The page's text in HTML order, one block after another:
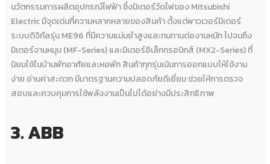
นวัตกรรมการผลิตอุปกรณ์ไฟฟ้า ซึ่งมิเตอร์วัดไฟของ Mitsubishi
Electric มีจุดเด่นที่ความหลากหลายของสินค้า ตั้งแต่พาวเวอร์มิเตอร์
ระบบดิจิทัลรุ่น ME96 ที่มีความแม่นยำสูงและทนทานต่องานหนัก ไปจนถึง
มิเตอร์จานหมุน (MF-Series) และมิเตอร์อิเล็กทรอนิกส์ (MX2-Series) ที่
นิยมใช้ในบ้านพักอาศัยและหอพัก สินค้าทุกรุ่นเน้นการออกแบบให้ใช้งาน
ง่าย อ่านค่าสะดวก มีมาตรฐานความปลอดภัยดีเยี่ยม ช่วยให้การตรวจ
สอบและควบคุมการใช้พลังงานเป็นไปได้อย่างมีประสิทธิภาพ
3. ABB